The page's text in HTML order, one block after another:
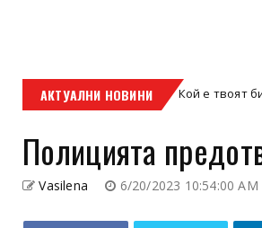
АКТУАЛНИ НОВИНИ
кросов мотор Кой е твоят билет към
Полицията
Vasilena 6/20/2023 10:54:00 AM